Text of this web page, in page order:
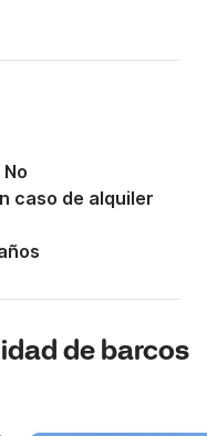
No
caso de alquiler
de barcos